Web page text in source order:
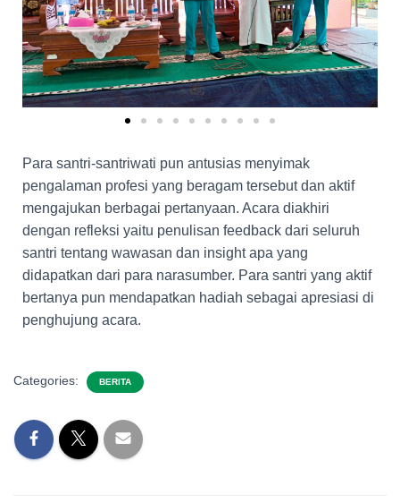
Para santri-santriwati pun antusias menyimak
pengalaman profesi yang beragam tersebut dan aktif
mengajukan berbagai pertanyaan. Acara diakhiri
dengan refleksi yaitu penulisan feedback dari seluruh
santri tentang wawasan dan insight apa yang
didapatkan dari para narasumber. Para santri yang aktif
bertanya pun mendapatkan hadiah sebagai apresiasi di
penghujung acara.
Categories: BERITA